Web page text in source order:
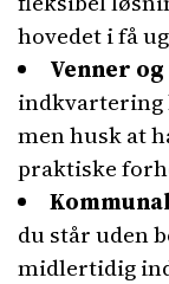
hovedet i få
Venner
indkvartering
men husk at
praktiske
du står uden
midlertidig